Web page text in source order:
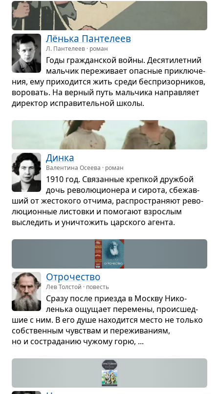
Лёнька Пан­те­леев
Л. Пантелеев · роман
Годы гра­ждан­ской войны. Деся­ти­лет­ний
маль­чик пере­жи­вает опас­ные при­клю­че­
ния, ему при­хо­дится жить среди бес­при­зор­ни­ков,
воро­вать. На вер­ный путь маль­чика направ­ляет
дирек­тор испра­ви­тель­ной школы.
Динка
Валентина Осеева · роман
1910 год. Свя­зан­ные креп­кой друж­бой
дочь рево­лю­ци­о­нера и сирота, сбе­жав­
ший от жесто­кого отчима, рас­про­стра­няют рево­
лю­ци­он­ные листовки и помо­гают взрос­лым
высле­дить и уни­что­жить цар­ского агента.
Отро­че­ство
Лев Толстой · повесть
Сразу после при­езда в Москву Нико­
ленька ощу­щает пере­мены, про­ис­шед­
шие с ним. В его душе нахо­дится место не только
соб­ствен­ным чув­ствам и пере­жи­ва­ниям,
но и состра­да­нию чужому горю, ...